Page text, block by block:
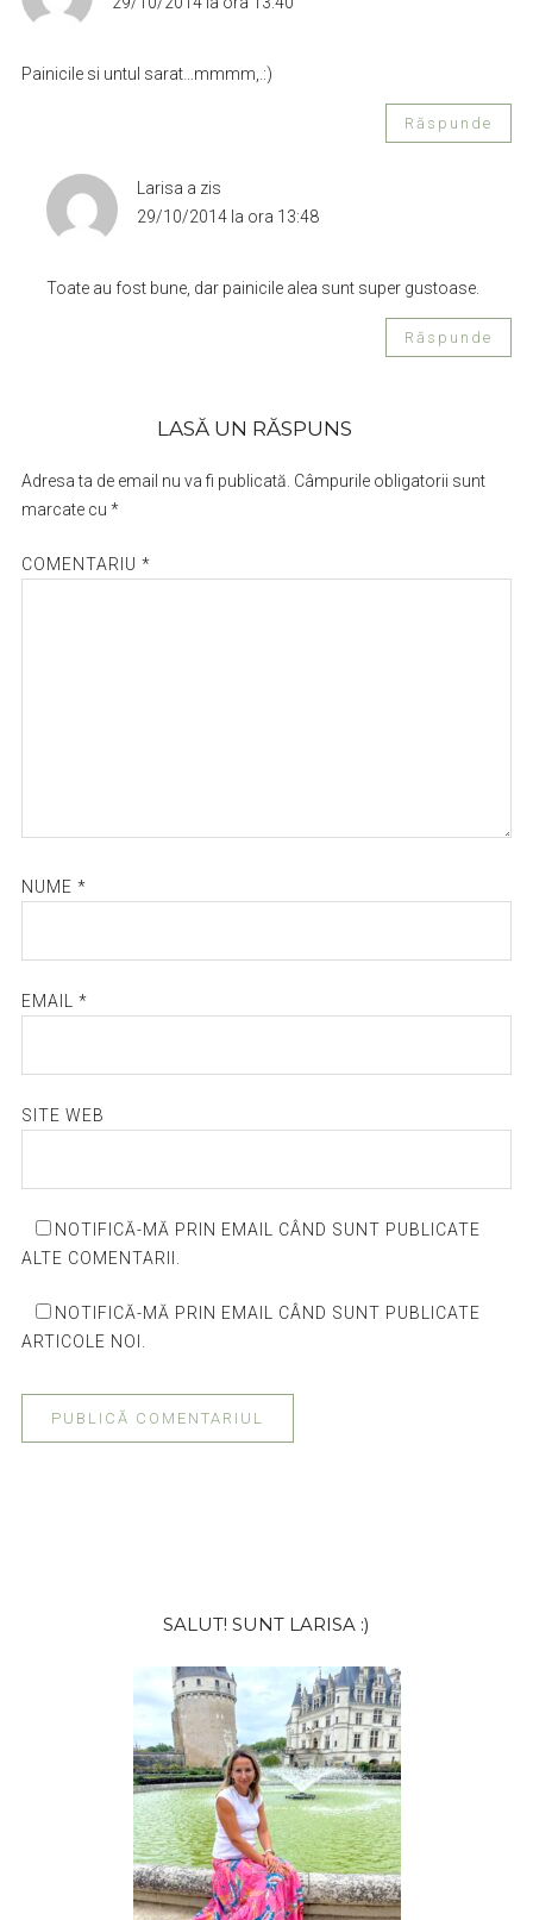
Painicile si untul sarat…mmmm,.:)
Răspunde
Larisa a zis
29/10/2014 la ora 13:48
Toate au fost bune, dar painicile alea sunt super gustoase.
Răspunde
LASĂ UN RĂSPUNS
Adresa ta de email nu va fi publicată. Câmpurile obligatorii sunt
marcate cu *
COMENTARIU *
NUME *
EMAIL *
SITE WEB
NOTIFICĂ-MĂ PRIN EMAIL CÂND SUNT PUBLICATE
ALTE COMENTARII.
NOTIFICĂ-MĂ PRIN EMAIL CÂND SUNT PUBLICATE
ARTICOLE NOI.
principală
SALUT! SUNT LARISA :)